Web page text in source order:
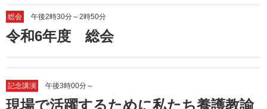
総会 午後2時30分～2時50分
令和6年度 総会
記念講演 午後3時00分～
現場で活躍するために私たち養護教諭